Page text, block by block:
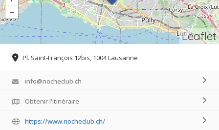
Leaflet
Pl. Saint-François 12bis, 1004 Lausanne
info@nocheclub.ch
Obtenir l'itinéraire
https://www.nocheclub.ch/